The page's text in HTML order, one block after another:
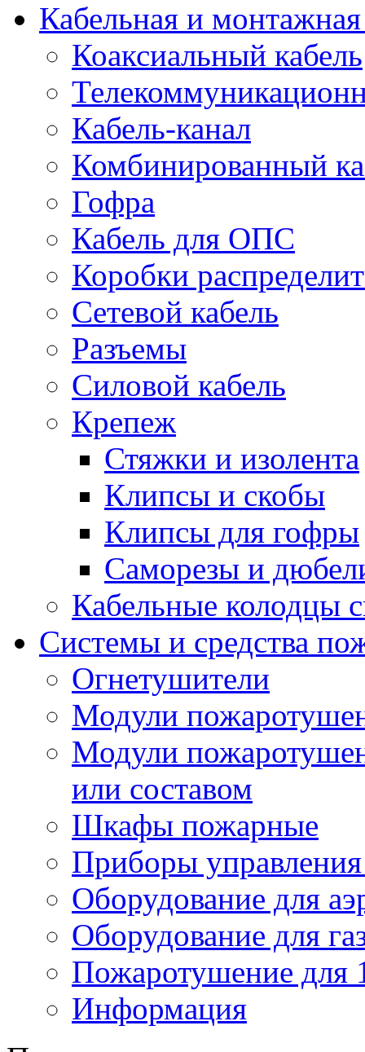
Кабельная и
Коаксиальный кабель
Кабель-канал
Комбинированный
Гофра
Кабель для ОПС
Коробки
Сетевой кабель
Разъемы
Силовой кабель
Крепеж
Стяжки и изолента
Клипсы и скобы
Клипсы для гофры
Саморезы и
Кабельные колодцы
Системы и средства
Огнетушители
Модули
Модули
или составом
Шкафы пожарные
Приборы
Оборудование для
Оборудование для
Пожаротушение для
Информация